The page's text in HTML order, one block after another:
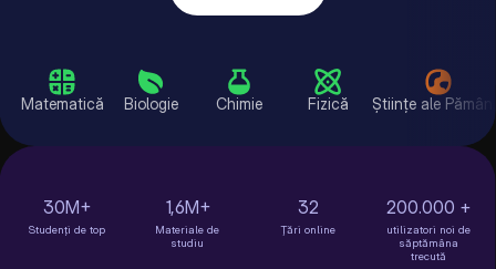
Matematică Biologie Chimie Fizică
30M+
Studenți de top
1,6M+
Materiale de
studiu
32
Țări online
200.000 +
utilizatori noi de
săptămâna
trecută